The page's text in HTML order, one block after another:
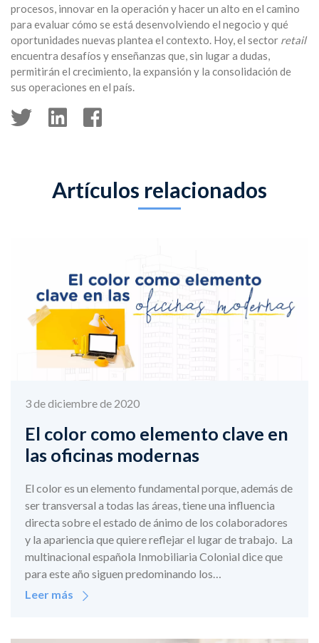
procesos, innovar en la operación y hacer un alto en el camino
para evaluar cómo se está desenvolviendo el negocio y qué
oportunidades nuevas plantea el contexto. Hoy, el sector retail
encuentra desafíos y enseñanzas que, sin lugar a dudas,
permitirán el crecimiento, la expansión y la consolidación de
sus operaciones en el país.
Artículos relacionados
3 de diciembre de 2020
El color como elemento clave en
las oficinas modernas
El color es un elemento fundamental porque, además de
ser transversal a todas las áreas, tiene una influencia
directa sobre el estado de ánimo de los colaboradores
y la apariencia que quiere reflejar el lugar de trabajo. La
multinacional española Inmobiliaria Colonial dice que
para este año siguen predominando los…
Leer más